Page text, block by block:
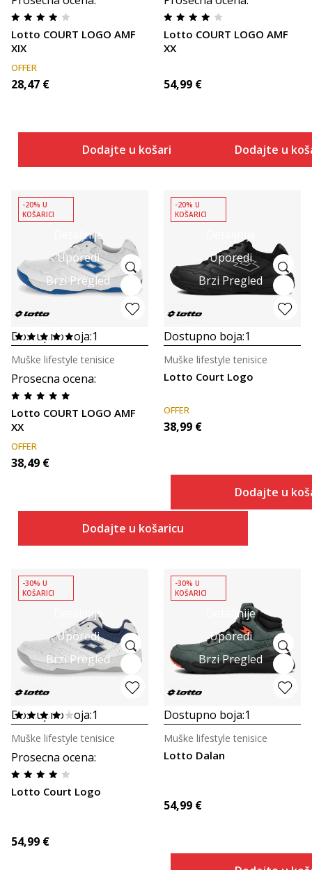
Lotto COURT LOGO AMF
XIX
OFFER
28,47 €
Dodajte u košaricu
Lotto COURT LOGO AMF
XX
54,99 €
Dodajte u
Detaljnije
Uporedi
Brzi Pregled
-20% U
KOŠARICI
Dostupno boja:1
Prosecna ocena:
Lotto COURT LOGO AMF
XX
Muške lifestyle tenisice
OFFER
38,49 €
Dodajte u košaricu
Uporedi
Brzi Pregled
-20% U
KOŠARICI
Dostupno boja:1
Lotto Court Logo
Muške lifestyle tenisice
OFFER
38,99 €
Dodajte u
Detaljnije
Uporedi
Brzi Pregled
-30% U
KOŠARICI
Dostupno boja:1
Prosecna ocena:
Lotto Court Logo
Muške lifestyle tenisice
54,99 €
Detaljnije
Uporedi
Brzi Pregled
-30% U
KOŠARICI
Dostupno boja:1
Lotto Dalan
Muške lifestyle tenisice
54,99 €